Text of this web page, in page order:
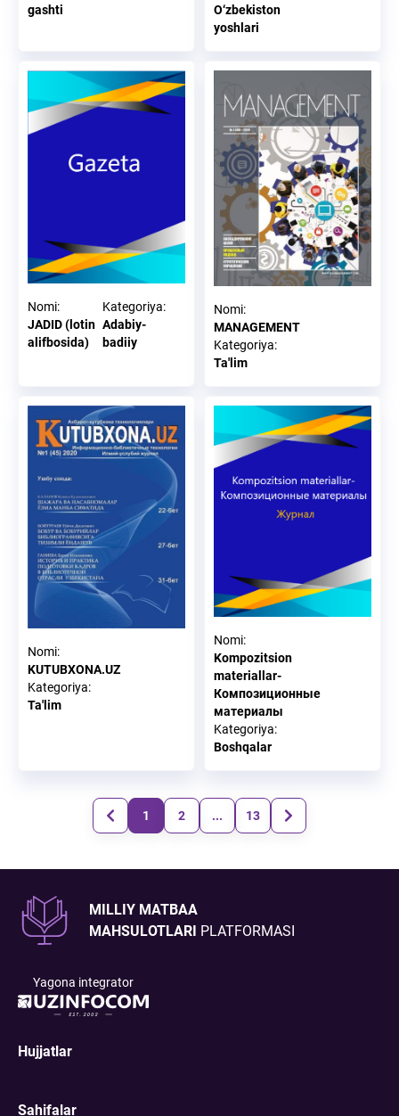
gashti
O‘zbekiston
yoshlari
Nomi:
JADID (lotin
alifbosida)
Kategoriya:
Adabiy-
badiiy
Nomi:
MANAGEMENT
Kategoriya:
Та'lim
Nomi:
KUTUBXONA.UZ
Kategoriya:
Та'lim
Nomi:
Kompozitsion
materiallar-
Композиционные
материалы
Kategoriya:
Boshqalar
1 2 ... 13
MILLIY MATBAA
MAHSULOTLARI PLATFORMASI
Yagona integrator
Hujjatlar
Sahifalar